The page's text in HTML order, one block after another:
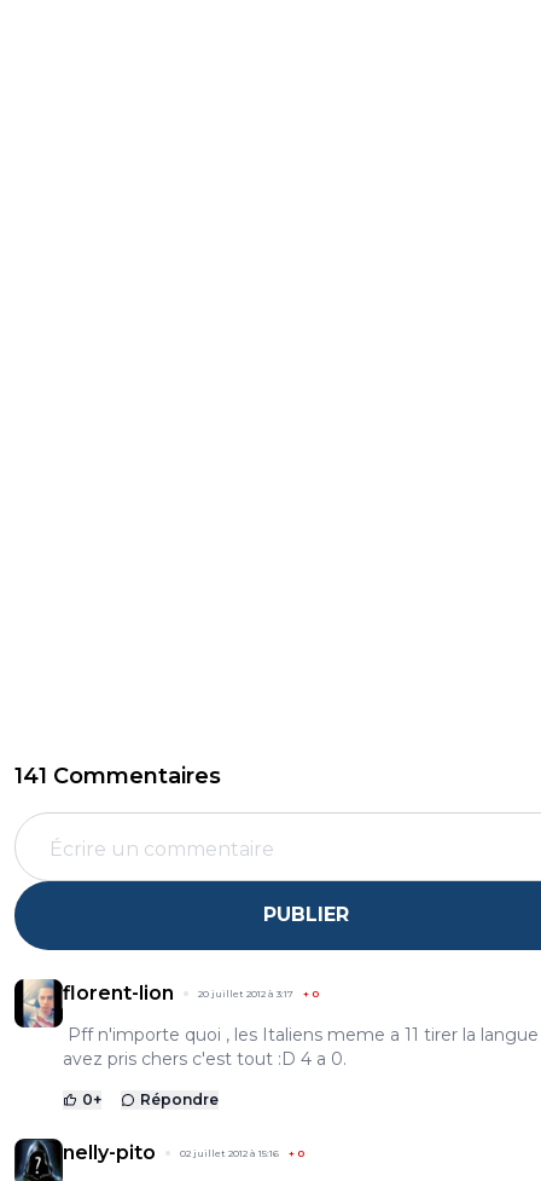
141 Commentaires
PUBLIER
florent-lion 20 juillet 2012 à 3:17 + 0
Pff n'importe quoi , les Italiens meme a 11 tirer la langue
avez pris chers c'est tout :D 4 a 0.
0+ Répondre
nelly-pito 02 juillet 2012 à 15:16 + 0